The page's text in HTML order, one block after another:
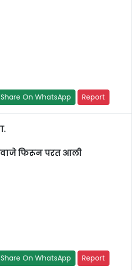
Share On WhatsApp Report
फिरून परत आली
Share On WhatsApp Report